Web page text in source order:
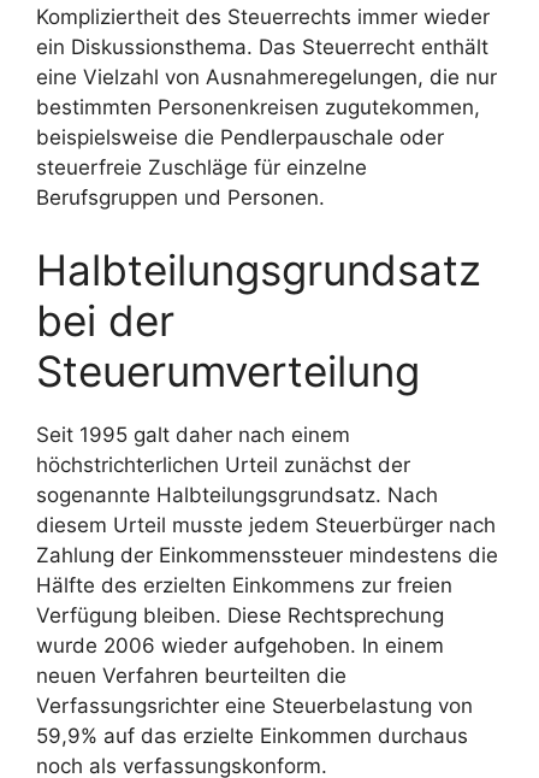
Kompliziertheit des Steuerrechts immer wieder
ein Diskussionsthema. Das Steuerrecht enthält
eine Vielzahl von Ausnahmeregelungen, die nur
bestimmten Personenkreisen zugutekommen,
beispielsweise die Pendlerpauschale oder
steuerfreie Zuschläge für einzelne
Berufsgruppen und Personen.
Halbteilungsgrundsatz
bei der
Steuerumverteilung
Seit 1995 galt daher nach einem
höchstrichterlichen Urteil zunächst der
sogenannte Halbteilungsgrundsatz. Nach
diesem Urteil musste jedem Steuerbürger nach
Zahlung der Einkommenssteuer mindestens die
Hälfte des erzielten Einkommens zur freien
Verfügung bleiben. Diese Rechtsprechung
wurde 2006 wieder aufgehoben. In einem
neuen Verfahren beurteilten die
Verfassungsrichter eine Steuerbelastung von
59,9% auf das erzielte Einkommen durchaus
noch als verfassungskonform.